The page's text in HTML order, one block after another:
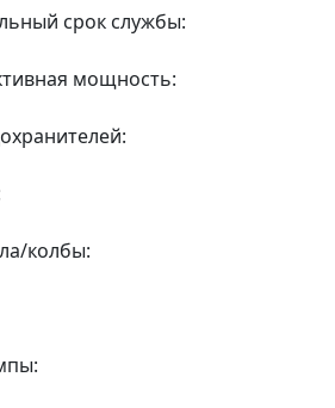
срок службы:
мощность:
колбы: